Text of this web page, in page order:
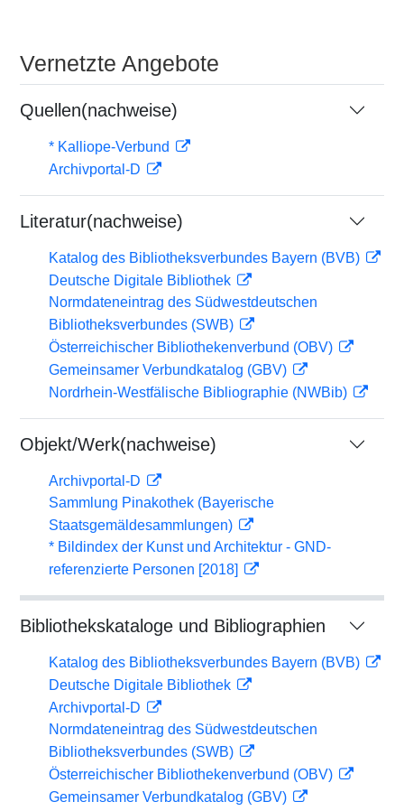
Vernetzte Angebote
Quellen(nachweise)
* Kalliope-Verbund
Archivportal-D
Literatur(nachweise)
Katalog des Bibliotheksverbundes Bayern (BVB)
Deutsche Digitale Bibliothek
Normdateneintrag des Südwestdeutschen
Bibliotheksverbundes (SWB)
Österreichischer Bibliothekenverbund (OBV)
Gemeinsamer Verbundkatalog (GBV)
Nordrhein-Westfälische Bibliographie (NWBib)
Objekt/Werk(nachweise)
Archivportal-D
Sammlung Pinakothek (Bayerische
Staatsgemäldesammlungen)
* Bildindex der Kunst und Architektur - GND-
referenzierte Personen [2018]
Bibliothekskataloge und Bibliographien
Katalog des Bibliotheksverbundes Bayern (BVB)
Deutsche Digitale Bibliothek
Archivportal-D
Normdateneintrag des Südwestdeutschen
Bibliotheksverbundes (SWB)
Österreichischer Bibliothekenverbund (OBV)
Gemeinsamer Verbundkatalog (GBV)